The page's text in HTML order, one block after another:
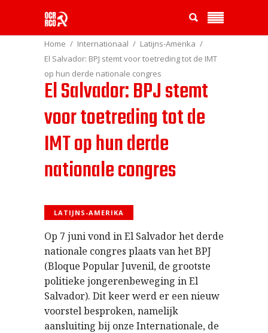
Home Internationaal
Latijns-Amerika
El Salvador: BPJ stemt voor toetreding tot de IMT
op hun derde nationale congres
El Salvador: BPJ stemt
voor toetreding tot de
IMT op hun derde
nationale congres
LATIJNS-AMERIKA
Op 7 juni vond in El Salvador het derde
nationale congres plaats van het BPJ
(Bloque Popular Juvenil, de grootste
politieke jongerenbeweging in El
Salvador). Dit keer werd er een nieuw
voorstel besproken, namelijk
aansluiting bij onze Internationale, de